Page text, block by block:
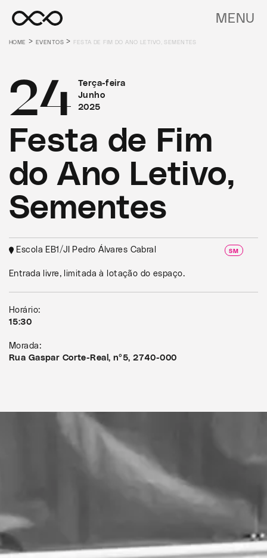
MENU
HOME >EVENTOS > FESTA DE FIM DO ANO LETIVO, SEMENTES
Terça-feira
Junho
2025
24
Festa de Fim
do Ano Letivo,
Sementes
Escola EB1/JI Pedro Álvares Cabral SM
Entrada livre, limitada à lotação do espaço.
Horário:
15:30
Morada:
Rua Gaspar Corte-Real, nº5, 2740-000